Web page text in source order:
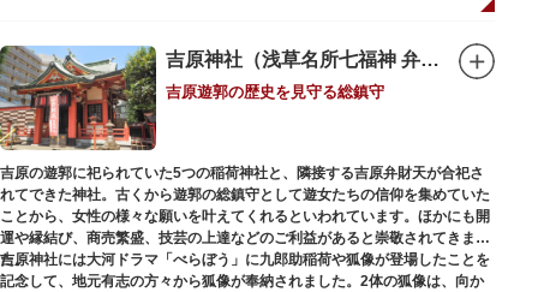
なでる場所によって異なるご利益を授かるといわれる「なでおかめ」も人
気。ふっくらとした優しい顔立ちのおかめは「お多福」とも言われ、福が多
く幸せを招く女性の象徴という事から長年親しまれる縁起物です。
ご祭神としては天日鷲命（あめのひわしのみこと）と日本武尊（やまとたけ
るのみこと）の他、浅草名所七福神のひとつとしても知られ、寿老人が祀ら
れています。
吉原神社（浅草名所七福神 弁財天）
吉原遊郭の歴史を見守る総鎮守
吉原の遊郭に祀られていた5つの稲荷神社と、隣接する吉原弁財天が合祀さ
れてできた神社。古くから遊郭の総鎮守として遊女たちの信仰を集めていた
ことから、女性の様々な願いを叶えてくれるといわれています。ほかにも開
運や縁結び、商売繁盛、技芸の上達などのご利益があると崇敬されてきまし
た。
吉原神社には大河ドラマ「べらぼう」に九郎助稲荷や狐像が登場したことを
記念して、地元有志の方々から狐像が奉納されました。2体の狐像は、向か